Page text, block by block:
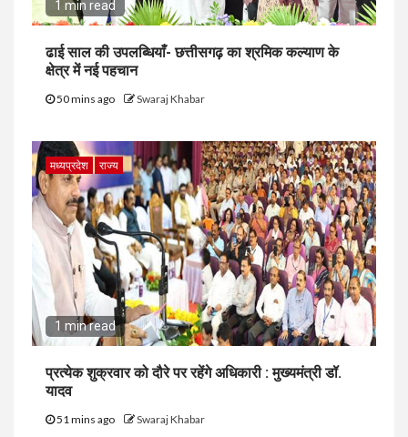
1 min read
ढाई साल की उपलब्धियाँ- छत्तीसगढ़ का श्रमिक कल्याण के
क्षेत्र में नई पहचान
50 mins ago Swaraj Khabar
मध्यप्रदेश राज्य
1 min read
प्रत्येक शुक्रवार को दौरे पर रहेंगे अधिकारी : मुख्यमंत्री डॉ.
यादव
51 mins ago Swaraj Khabar